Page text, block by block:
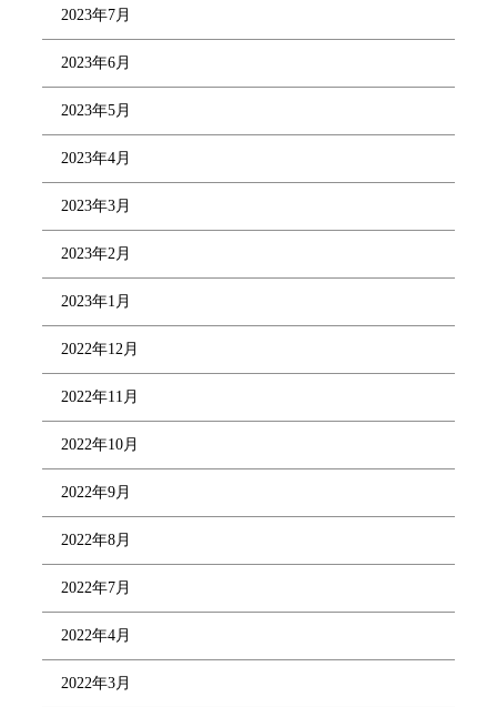
2023年7月
2023年6月
2023年5月
2023年4月
2023年3月
2023年2月
2023年1月
2022年12月
2022年11月
2022年10月
2022年9月
2022年8月
2022年7月
2022年4月
2022年3月